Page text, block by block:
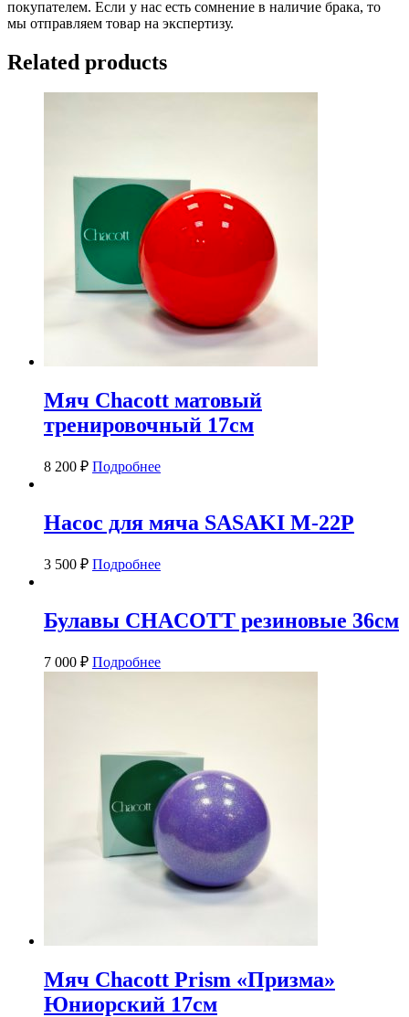
покупателем. Если у нас есть сомнение в наличие брака, то
мы отправляем товар на экспертизу.
Related products
Мяч Chacott матовый
тренировочный 17см
8 200 ₽ Подробнее
Насос для мяча SASAKI M-22P
3 500 ₽ Подробнее
Булавы CHACOTT резиновые 36см
7 000 ₽ Подробнее
Мяч Chacott Prism «Призма»
Юниорский 17см